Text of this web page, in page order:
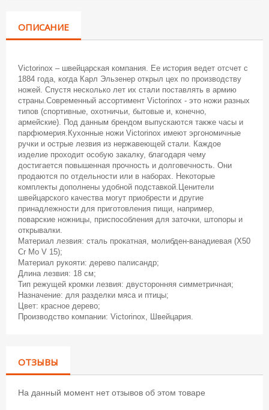
ОПИСАНИЕ
Victorinox – швейцарская компания. Ее история ведет отсчет с
1884 года, когда Карл Эльзенер открыл цех по производству
ножей. Спустя несколько лет их стали поставлять в армию
страны.Современный ассортимент Victorinox - это ножи разных
типов (спортивные, охотничьи, бытовые и, конечно,
армейские). Под данным брендом выпускаются также часы и
парфюмерия.Кухонные ножи Victorinox имеют эргономичные
ручки и острые лезвия из нержавеющей стали. Каждое
изделие проходит особую закалку, благодаря чему
достигается повышенная прочность и долговечность. Они
продаются по отдельности или в наборах. Некоторые
комплекты дополнены удобной подставкой.Ценители
швейцарского качества могут приобрести и другие
принадлежности для приготовления пищи, например,
поварские ножницы, приспособления для заточки, штопоры и
открывалки.
Материал лезвия: сталь прокатная, молибден-ванадиевая (X50
Cr Mo V 15);
Материал рукояти: дерево палисандр;
Длина лезвия: 18 см;
Тип режущей кромки лезвия: двусторонняя симметричная;
Назначение: для разделки мяса и птицы;
Цвет: красное дерево;
Производство компании: Victorinox, Швейцария.
ОТЗЫВЫ
На данный момент нет отзывов об этом товаре